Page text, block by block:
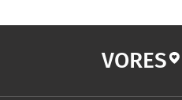
VORES